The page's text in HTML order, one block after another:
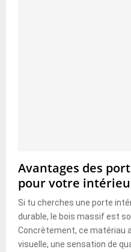
Avantages des
pour votre
Si tu cherches une porte
durable, le bois massif est
Concrètement, ce matériau
visuelle, une sensation de